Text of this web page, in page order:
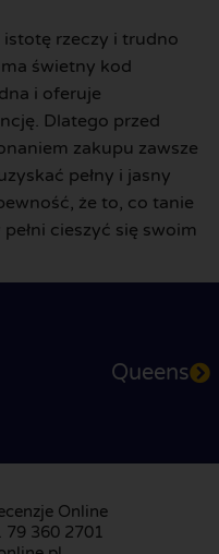
istotę rzeczy i trudno
świetny kod
i oferuje
Dlatego przed
zakupu zawsze
pełny i jasny
że to, co tanie
cieszyć się swoim
Queens
Online
79 360 2701